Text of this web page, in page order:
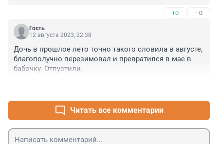
+0 –0
Гость
12 августа 2023, 22:38
Дочь в прошлое лето точно такого словила в августе,
благополучно перезимовал и превратился в мае в
бабочку. Отпустили.
Читать все комментарии